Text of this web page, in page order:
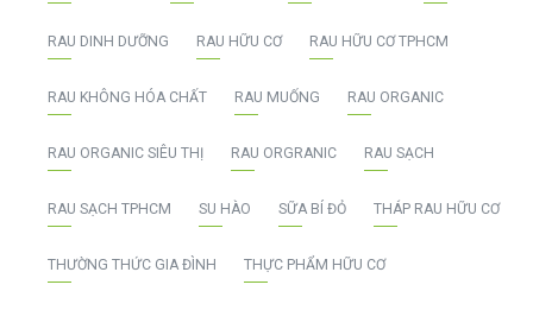
RAU DINH DƯỠNG RAU HỮU CƠ RAU HỮU CƠ TPHCM
RAU KHÔNG HÓA CHẤT RAU MUỐNG RAU ORGANIC
RAU ORGANIC SIÊU THỊ RAU ORGRANIC RAU SẠCH
RAU SẠCH TPHCM SU HÀO SỮA BÍ ĐỎ THÁP RAU HỮU CƠ
THƯỜNG THỨC GIA ĐÌNH THỰC PHẨM HỮU CƠ